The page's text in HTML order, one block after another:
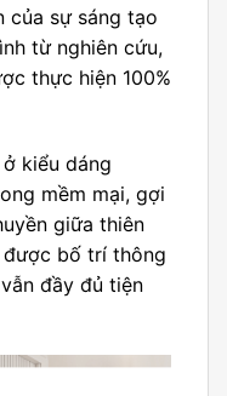
của sự sáng tạo
từ nghiên cứu,
thực hiện 100%
kiểu dáng
mềm mại, gợi
giữa thiên
được bố trí thông
đầy đủ tiện